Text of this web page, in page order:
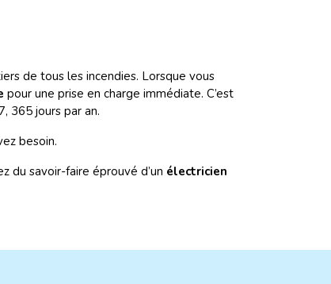
de tous les incendies. Lorsque vous
pour une prise en charge immédiate. C’est
365 jours par an.
besoin.
du savoir-faire éprouvé d’un électricien